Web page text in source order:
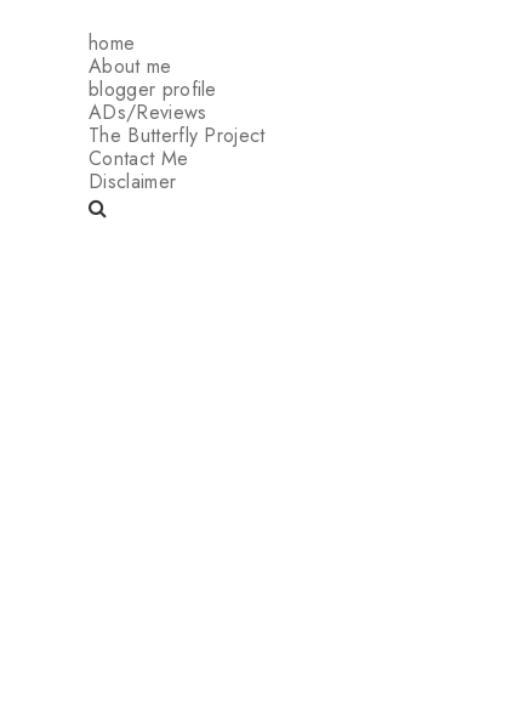
home
About me
blogger profile
ADs/Reviews
The Butterfly Project
Contact Me
Disclaimer